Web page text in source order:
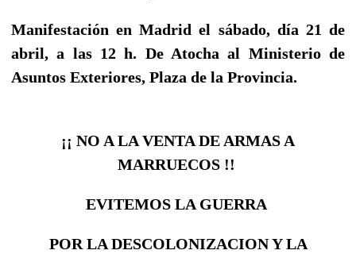
Manifestación en Madrid el sábado, día 21 de
abril, a las 12 h. De Atocha al Ministerio de
Asuntos Exteriores, Plaza de la Provincia.
¡¡ NO A LA VENTA DE ARMAS A
MARRUECOS !!
EVITEMOS LA GUERRA
POR LA DESCOLONIZACION Y LA